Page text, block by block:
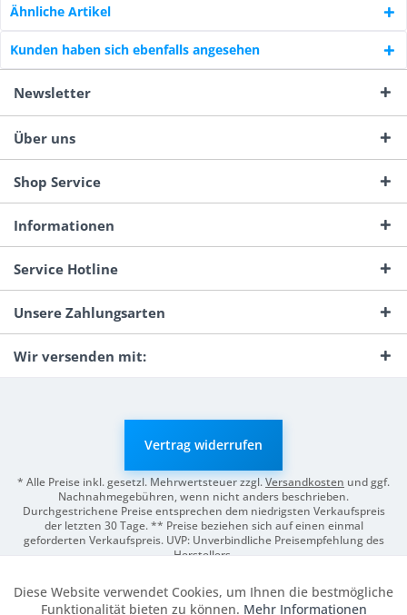
Ähnliche Artikel
Kunden haben sich ebenfalls angesehen
Newsletter
Über uns
Shop Service
Informationen
Service Hotline
Unsere Zahlungsarten
Wir versenden mit:
Vertrag widerrufen
* Alle Preise inkl. gesetzl. Mehrwertsteuer zzgl.Versandkosten und ggf.
Nachnahmegebühren, wenn nicht anders beschrieben.
Durchgestrichene Preise entsprechen dem niedrigsten Verkaufspreis
der letzten 30 Tage. ** Preise beziehen sich auf einen einmal
geforderten Verkaufspreis. UVP: Unverbindliche Preisempfehlung des
Herstellers.
Funktionale Aktiv
Diese Website verwendet Cookies, um Ihnen die bestmögliche
Funktionalität bieten zu können. Mehr Informationen